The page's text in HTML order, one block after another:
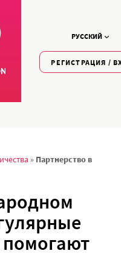
РУССКИЙ
РЕГИСТРАЦИЯ /
» Партнерство в